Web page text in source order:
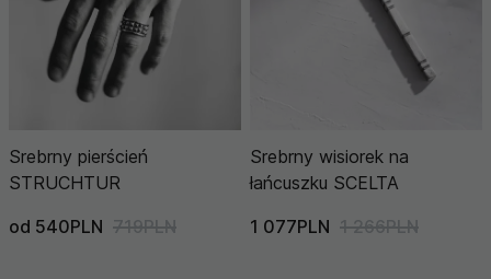
Srebrny pierścień
STRUCHTUR
od 540PLN 719PLN
Srebrny wisiorek na
łańcuszku SCELTA
1 077PLN 1 266PLN